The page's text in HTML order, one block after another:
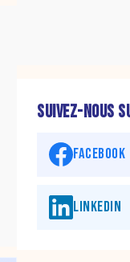
SUIVEZ-NOUS
FACEBOOK
LINKEDIN